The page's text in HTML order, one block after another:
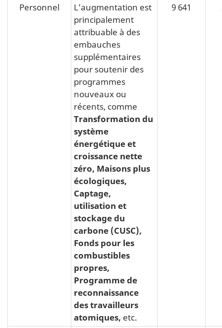
Personnel
L’augmentation est
principalement
attribuable à des
embauches
supplémentaires
pour soutenir des
programmes
nouveaux ou
récents, comme
Transformation du
système
énergétique et
croissance nette
zéro, Maisons plus
écologiques,
Captage,
utilisation et
stockage du
carbone (CUSC),
Fonds pour les
combustibles
propres,
Programme de
reconnaissance
des travailleurs
atomiques, etc.
9 641